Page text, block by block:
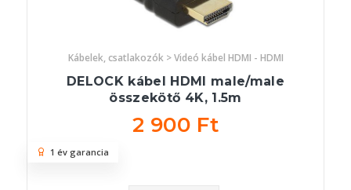
Kábelek, csatlakozók > Videó kábel HDMI - HDMI
DELOCK kábel HDMI male/male
összekötő 4K, 1.5m
2 900 Ft
1 év garancia